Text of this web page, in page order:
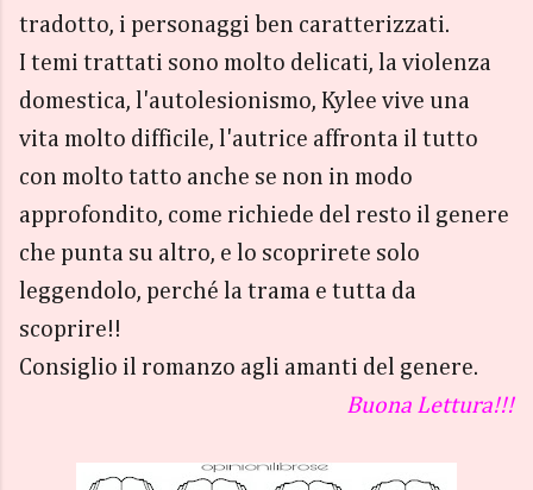
tradotto, i personaggi ben caratterizzati.
I temi trattati sono molto delicati, la violenza
domestica, l'autolesionismo, Kylee vive una
vita molto difficile, l'autrice affronta il tutto
con molto tatto anche se non in modo
approfondito, come richiede del resto il genere
che punta su altro, e lo scoprirete solo
leggendolo, perché la trama e tutta da
scoprire!!
Consiglio il romanzo agli amanti del genere.
Buona Lettura!!!